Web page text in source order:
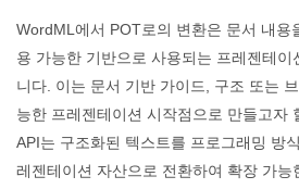
WordML에서 POT로의 변환은 문서 내용
용 가능한 기반으로 사용되는 프레젠테
니다. 이는 문서 기반 가이드, 구조 또는
능한 프레젠테이션 시작점으로 만들고자
API는 구조화된 텍스트를 프로그래밍 방
레젠테이션 자산으로 전환하여 확장 가